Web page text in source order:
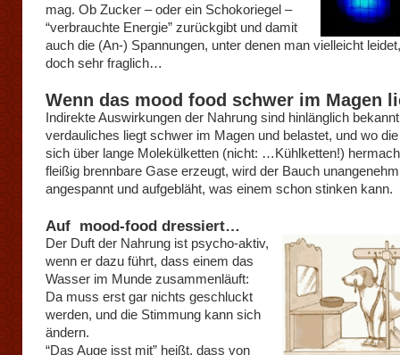
mag. Ob Zucker – oder ein Schokoriegel –
“verbrauchte Energie” zurückgibt und damit
auch die (An-) Spannungen, unter denen man vielleicht
doch sehr fraglich…
Wenn das mood food schwer im Magen
Indirekte Auswirkungen der Nahrung sind hinlänglich
verdauliches liegt schwer im Magen und belastet, und wo
sich über lange Molekülketten (nicht: …Kühlketten!)
fleißig brennbare Gase erzeugt, wird der Bauch unangenehm
angespannt und aufgebläht, was einem schon stinken kann.
Auf mood-food dressiert…
Der Duft der Nahrung ist psycho-aktiv,
wenn er dazu führt, dass einem das
Wasser im Munde zusammenläuft:
Da muss erst gar nichts geschluckt
werden, und die Stimmung kann sich
ändern.
“Das Auge isst mit” heißt, dass von